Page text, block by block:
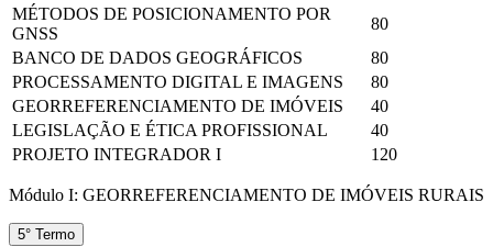
MÉTODOS DE POSICIONAMENTO POR
GNSS
80
BANCO DE DADOS GEOGRÁFICOS
80
PROCESSAMENTO DIGITAL E IMAGENS
80
GEORREFERENCIAMENTO DE IMÓVEIS
40
LEGISLAÇÃO E ÉTICA PROFISSIONAL
40
PROJETO INTEGRADOR I
120
Módulo I: GEORREFERENCIAMENTO DE IMÓVEIS RURAIS
5° Termo